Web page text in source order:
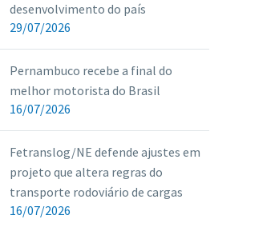
desenvolvimento do país
29/07/2026
Pernambuco recebe a final do
melhor motorista do Brasil
16/07/2026
Fetranslog/NE defende ajustes em
projeto que altera regras do
transporte rodoviário de cargas
16/07/2026